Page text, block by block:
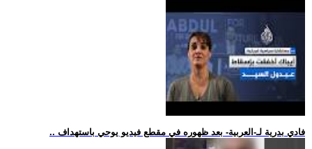
.. فادي بدرية لـ-العربية- بعد ظهوره في مقطع فيديو يوحي باستهداف